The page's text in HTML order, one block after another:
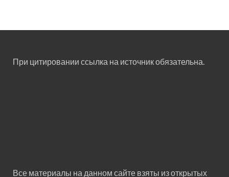
При цитировании ссылка на источник обязательна.
Все материалы на данном сайте взяты из открытых